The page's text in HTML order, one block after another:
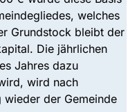
welches
Grundstock bleibt der
Die jährlichen
Jahres dazu
wird nach
wieder der Gemeinde